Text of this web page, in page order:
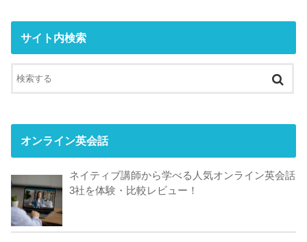
サイト内検索
オンライン英会話
ネイティブ講師から学べる人気オンライン英会話
3社を体験・比較レビュー！